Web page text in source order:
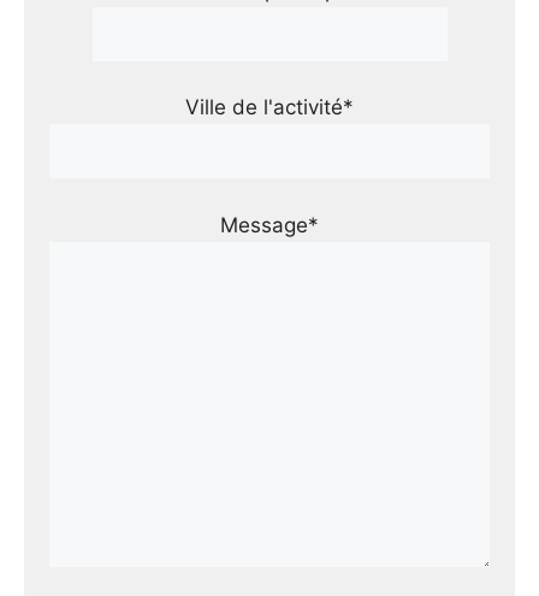
Ville de l'activité*
Message*